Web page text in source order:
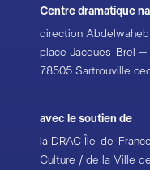
Centre dramatique
direction
place Jacques-Brel –
78505 Sartrouville
avec le soutien de
la DRAC Île-de-
Culture / de la Ville